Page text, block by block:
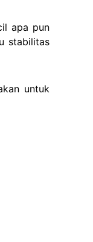
apa pun
stabilitas
untuk